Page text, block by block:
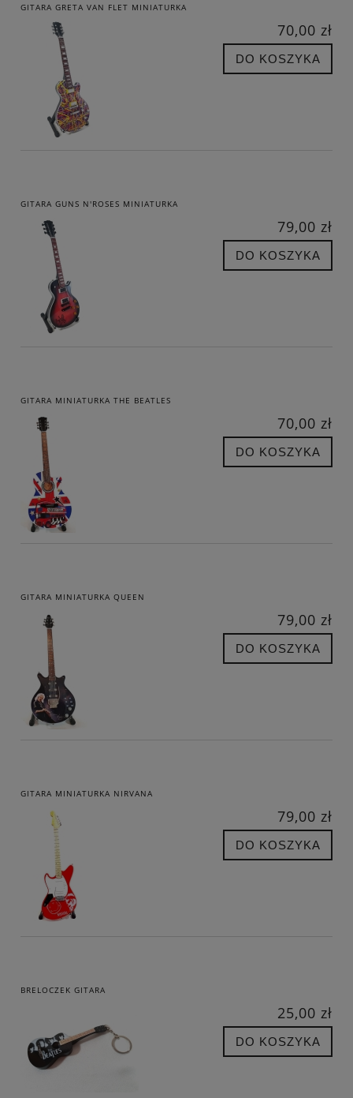
GITARA GRETA VAN FLET MINIATURKA
70,00 zł
DO KOSZYKA
GITARA GUNS N'ROSES MINIATURKA
79,00 zł
DO KOSZYKA
GITARA MINIATURKA THE BEATLES
70,00 zł
DO KOSZYKA
GITARA MINIATURKA QUEEN
79,00 zł
DO KOSZYKA
GITARA MINIATURKA NIRVANA
79,00 zł
DO KOSZYKA
BRELOCZEK GITARA
25,00 zł
DO KOSZYKA